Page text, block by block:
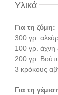
Υλικά
Για τη ζύμη:
300 γρ.
100 γρ.
200 γρ.
3 κρόκους
Για τη